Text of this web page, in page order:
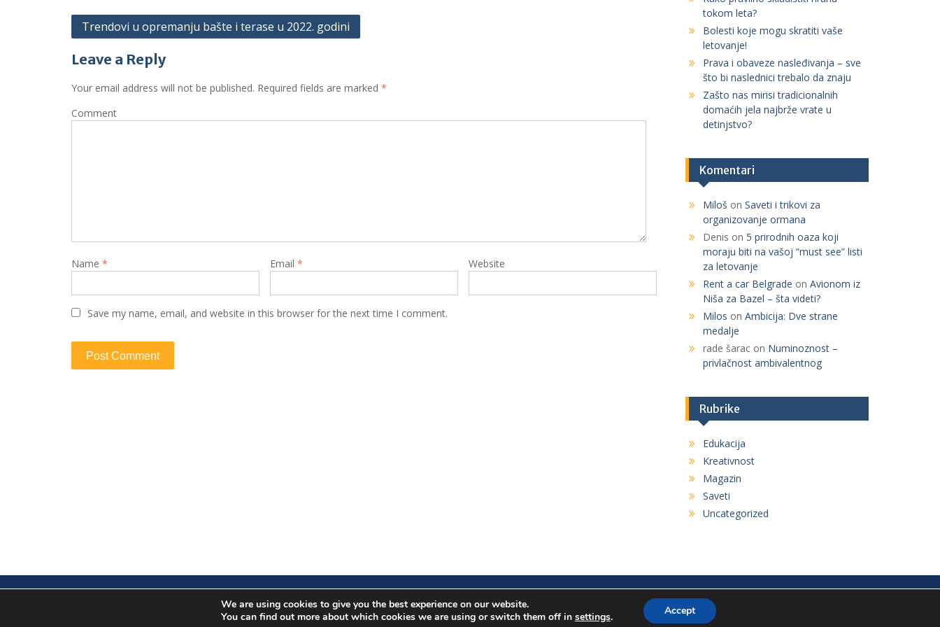
s
t
n
i
o
n
Trendovi u opremanju bašte i terase u 2022. godini
Leave a Reply
Your email address will not be published. Required fields are marked *
Comment
Name * Email * Website
Save my name, email, and website in this browser for the next time I comment.
tokom leta?
Bolesti koje mogu skratiti vaše
letovanje!
Prava i obaveze nasleđivanja – sve
što bi naslednici trebalo da znaju
Zašto nas mirisi tradicionalnih
domaćih jela najbrže vrate u
detinjstvo?
Komentari
Miloš on Saveti i trikovi za
organizovanje ormana
Denis on 5 prirodnih oaza koji
moraju biti na vašoj “must see” listi
za letovanje
Rent a car Belgrade on Avionom iz
Niša za Bazel – šta videti?
Milos on Ambicija: Dve strane
medalje
rade šaracon Numinoznost –
privlačnost ambivalentnog
Rubrike
Edukacija
Kreativnost
Magazin
Saveti
Uncategorized
Proudly powered by WordPress |Education Hub byWEN Themes
We are using cookies to give you the best experience on our website.
You can find out more about which cookies we are using or switch them off in settings. Accept